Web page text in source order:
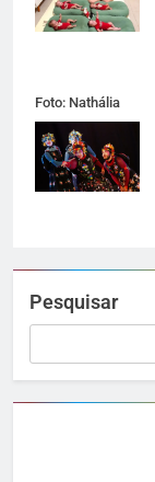
Foto: Nathália
Lamin
Pesquisar